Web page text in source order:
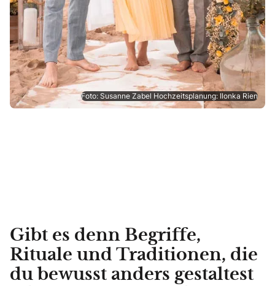
Foto: Susanne Zabel Hochzeitsplanung: Ilonka Rien
Gibt es denn Begriffe,
Rituale und Traditionen, die
du bewusst anders gestaltest